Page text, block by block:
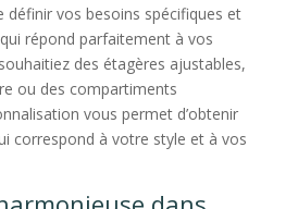
définir vos besoins spécifiques et
répond parfaitement à vos
des étagères ajustables,
ou des compartiments
vous permet d’obtenir
correspond à votre style et à vos